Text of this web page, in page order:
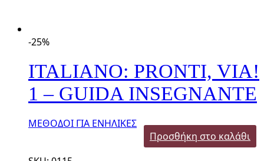
-25%
ITALIANO: PRONTI, VIA!
1 – GUIDA INSEGNANTE
ΜΕΘΟΔΟΙ ΓΙΑ ΕΝΗΛΙΚΕΣ
Προσθήκη στο καλάθι